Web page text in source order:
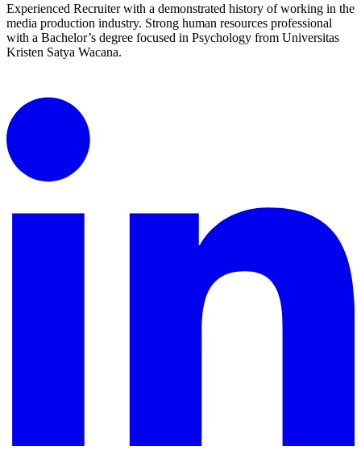
Experienced Recruiter with a demonstrated history of working in the
media production industry. Strong human resources professional
with a Bachelor’s degree focused in Psychology from Universitas
Kristen Satya Wacana.